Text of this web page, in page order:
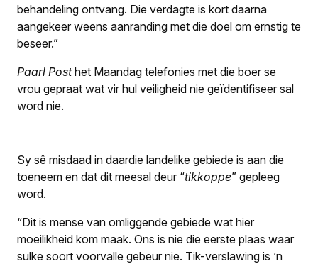
behandeling ontvang. Die verdagte is kort daarna
aangekeer weens aanranding met die doel om ernstig te
beseer.”
Paarl Posthet Maandag telefonies met die boer se
vrou gepraat wat vir hul veiligheid nie geïdentifiseer sal
word nie.
Sy sê misdaad in daardie landelike gebiede is aan die
toeneem en dat dit meesal deur “tikkoppe” gepleeg
word.
“Dit is mense van omliggende gebiede wat hier
moeilikheid kom maak. Ons is nie die eerste plaas waar
sulke soort voorvalle gebeur nie. Tik-verslawing is ’n